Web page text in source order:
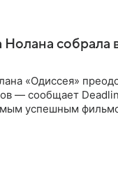
собрала
«Одиссея»
— сообщает
успешным